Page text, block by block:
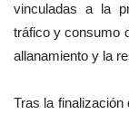
vinculadas a la
tráfico y consumo
allanamiento y la
Tras la finalización